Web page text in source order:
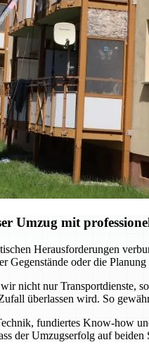
Umzug mit
Herausforderungen
oder die
nicht nur Transportdienste,
überlassen wird. So
fundiertes Know-how
der Umzugserfolg auf